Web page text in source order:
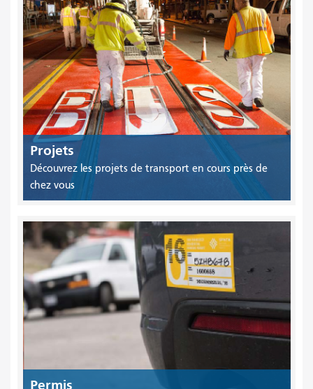
Projets
Découvrez les projets de transport en cours près de
chez vous
Permis